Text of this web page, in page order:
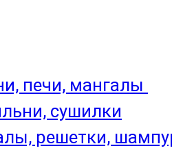
печи, мангалы
сушилки
решетки,